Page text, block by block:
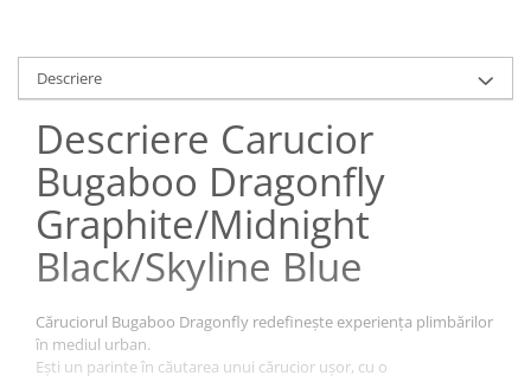
Descriere
Descriere Carucior
Bugaboo Dragonfly
Graphite/Midnight
Black/Skyline Blue
Căruciorul Bugaboo Dragonfly redefinește experiența plimbărilor
în mediul urban.
Ești un parinte în căutarea unui cărucior ușor, cu o